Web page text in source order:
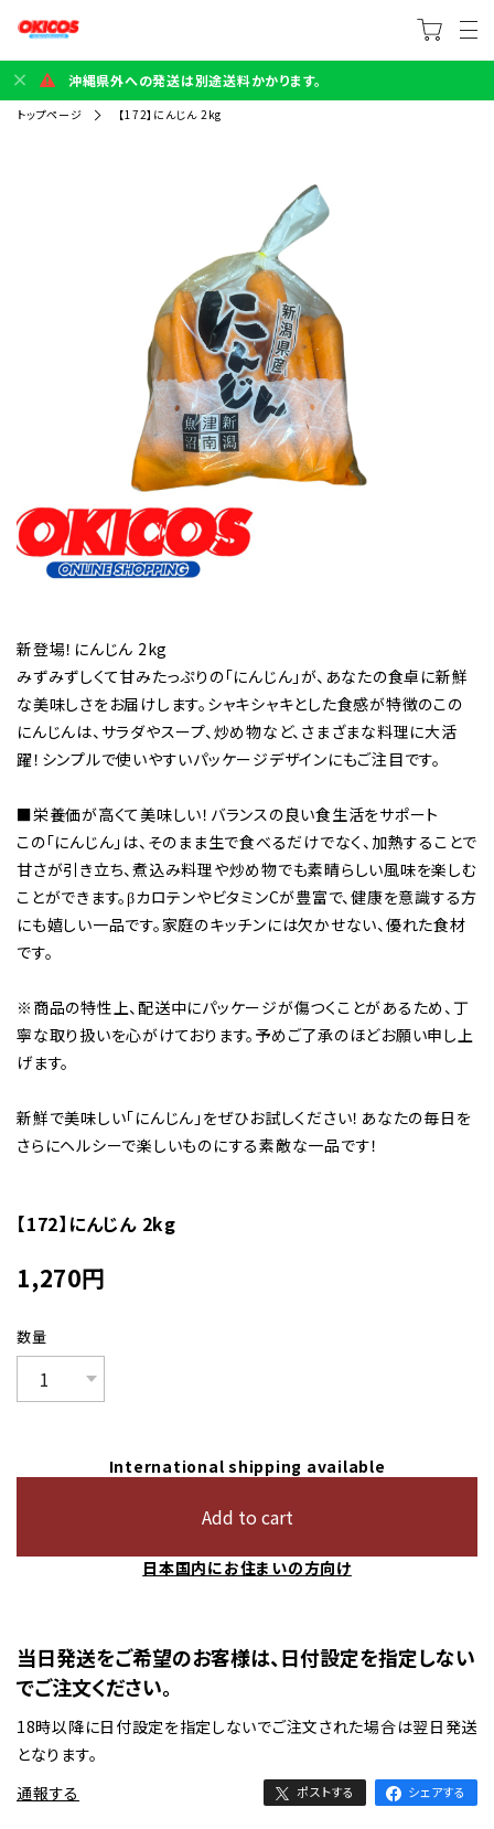
沖縄県外への発送は別途送料かかります。
トップページ 【172】にんじん 2kg
新登場！にんじん 2kg
みずみずしくて甘みたっぷりの「にんじん」が、あなたの食卓に新鮮
な美味しさをお届けします。シャキシャキとした食感が特徴のこの
にんじんは、サラダやスープ、炒め物など、さまざまな料理に大活
躍！シンプルで使いやすいパッケージデザインにもご注目です。
■栄養価が高くて美味しい！バランスの良い食生活をサポート
この「にんじん」は、そのまま生で食べるだけでなく、加熱することで
甘さが引き立ち、煮込み料理や炒め物でも素晴らしい風味を楽しむ
ことができます。βカロテンやビタミンCが豊富で、健康を意識する方
にも嬉しい一品です。家庭のキッチンには欠かせない、優れた食材
です。
※商品の特性上、配送中にパッケージが傷つくことがあるため、丁
寧な取り扱いを心がけております。予めご了承のほどお願い申し上
げます。
新鮮で美味しい「にんじん」をぜひお試しください！あなたの毎日を
さらにヘルシーで楽しいものにする素敵な一品です！
【172】にんじん 2kg
1,270円
数量
International shipping available
Add to cart
日本国内にお住まいの方向け
当日発送をご希望のお客様は、日付設定を指定しない
でご注文ください。
18時以降に日付設定を指定しないでご注文された場合は翌日発送
となります。
通報する
ポストする シェアする